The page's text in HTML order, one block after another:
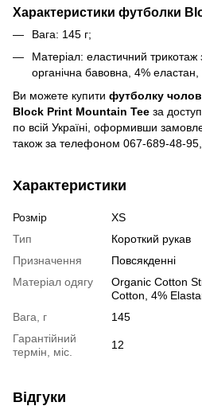
Характеристики футболки
Вага: 145 г;
Матеріал: еластичний трикотаж
органічна бавовна, 4%
Ви можете купити футболку
Block Print Mountain Tee за
по всій Україні, оформивши
також за телефоном 067-689-48-
Характеристики
Розмір
XS
Тип
Короткий рукав
Призначення
Повсякденні
Матеріал одягу
Organic Cotton
Cotton, 4%
Вага, г
145
Гарантійний
термін, міс.
12
Відгуки